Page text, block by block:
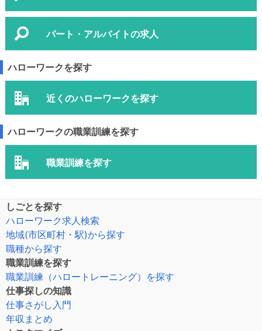
パート・アルバイトの求人
ハローワークを探す
近くのハローワークを探す
ハローワークの職業訓練を探す
職業訓練を探す
しごとを探す
ハローワーク求人検索
地域(市区町村・駅)から探す
職種から探す
職業訓練を探す
職業訓練（ハロートレーニング）を探す
仕事探しの知識
仕事さがし入門
年収まとめ